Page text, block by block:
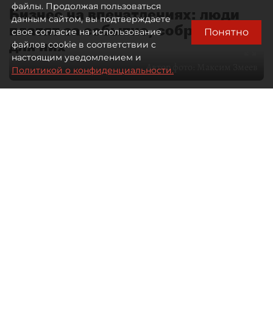
Бизнес на впечатлениях: люди
платят за событие, собранное
для них
Автор фото:
файлы. Продолжая пользоваться
данным сайтом, вы подтверждаете
свое согласие на использование
файлов cookie в соответствии с
настоящим уведомлением и
Политикой о конфиденциальности.
Понятно